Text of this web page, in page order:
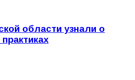
области узнали о